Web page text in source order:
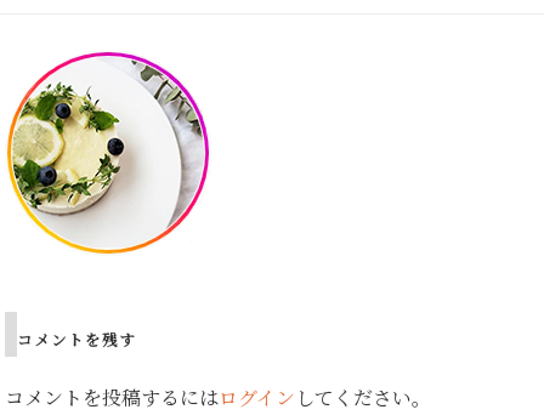
コメントを残す
コメントを投稿するにはログイン してください。